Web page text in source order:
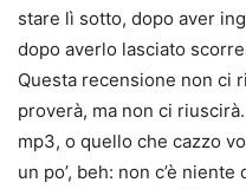
stare lì sotto, dopo aver
dopo averlo lasciato
Questa recensione non ci
proverà, ma non ci
mp3, o quello che cazzo
un po’, beh: non c’è